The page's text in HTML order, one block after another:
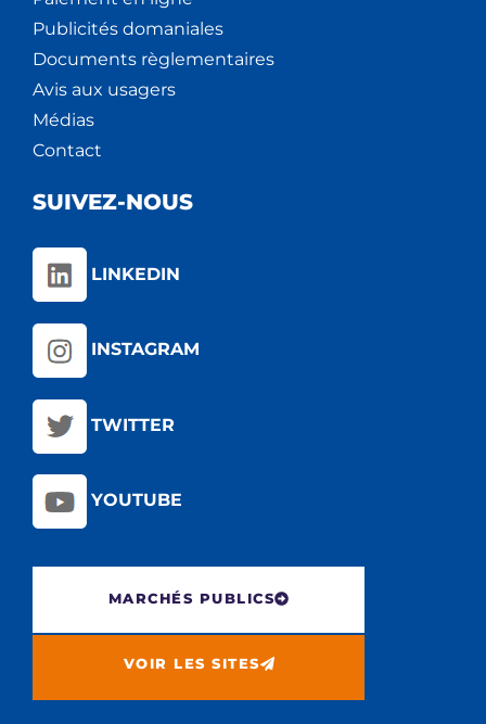
Publicités domaniales
Documents règlementaires
Avis aux usagers
Médias
Contact
SUIVEZ-NOUS
LINKEDIN
INSTAGRAM
TWITTER
YOUTUBE
MARCHÉS PUBLICS
VOIR LES SITES